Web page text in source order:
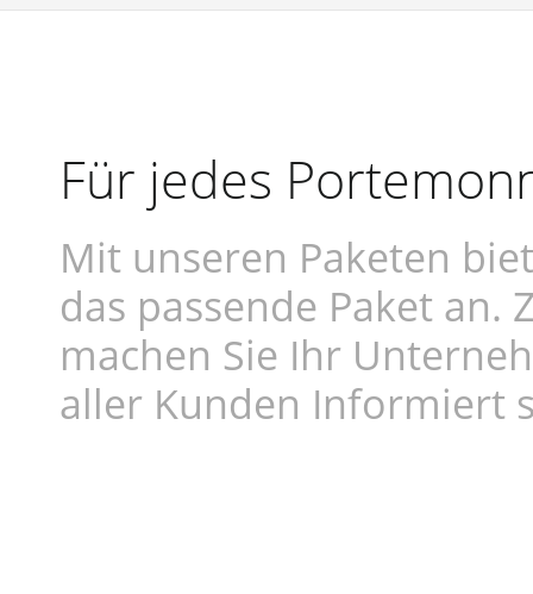
Für jedes
Mit unseren Paketen
das passende Paket an.
machen Sie Ihr
aller Kunden Informiert